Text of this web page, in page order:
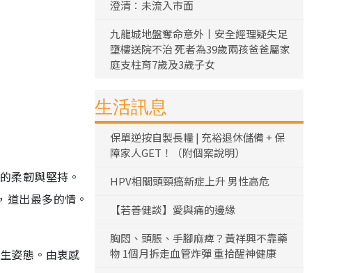
柔韌與堅持。
出最多的情。
姿態。由衷感
澄清：未流入市面
九龍城地盤奪命意外丨安全經理疑失足
墮樓送院不治 死者為39歲兩孩爸爸屬家
庭支柱育7歲及3歲子女
生活訊息
保單逆按自製長糧 | 充裕退休儲備 + 保
障家人GET！（附個案說明）
HPV相關頭頸癌新症上升 男性高危
【若善健談】愛與痛的邊緣
胸悶、頭脹、手腳麻痺？黃祥興不靠藥
物 1個月拆走血管炸彈 重拾醒神健康